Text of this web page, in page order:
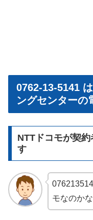
0762-13-5141
ングセンターの
NTTドコモが契
す
モなのかな